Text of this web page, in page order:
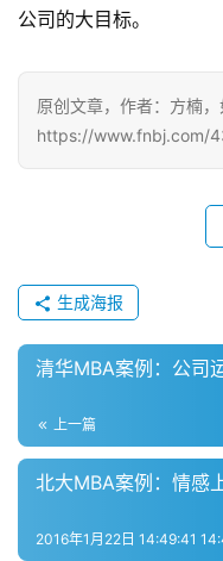
公司的大目标。
原创文章，作者：方楠，
https://www.fnbj.com/
生成海报
清华MBA案例：公司
上一篇
北大MBA案例：情感
2016年1月22日 14:49:41